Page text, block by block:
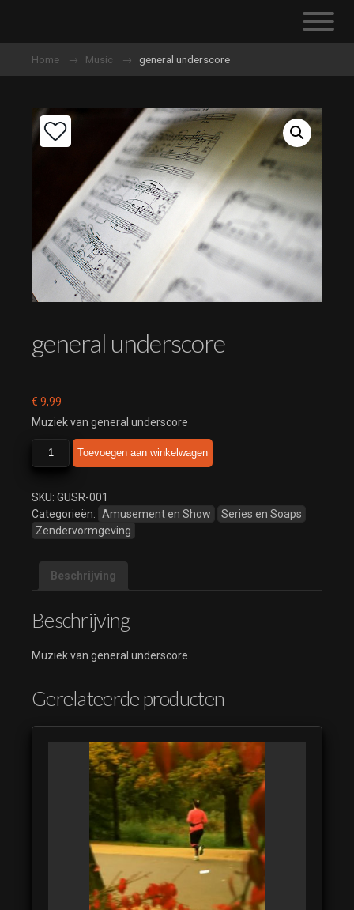
Home Music general underscore
general underscore
€ 9,99
Muziek van general underscore
general
underscore
Toevoegen aan winkelwagen
SKU: GUSR-001
Categorieën: Amusement en Show
Series en Soaps
Zendervormgeving
Beschrijving
Beschrijving
Muziek van general underscore
Gerelateerde producten